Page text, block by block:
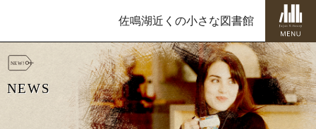
佐鳴湖近くの小さな図書館
NEWS